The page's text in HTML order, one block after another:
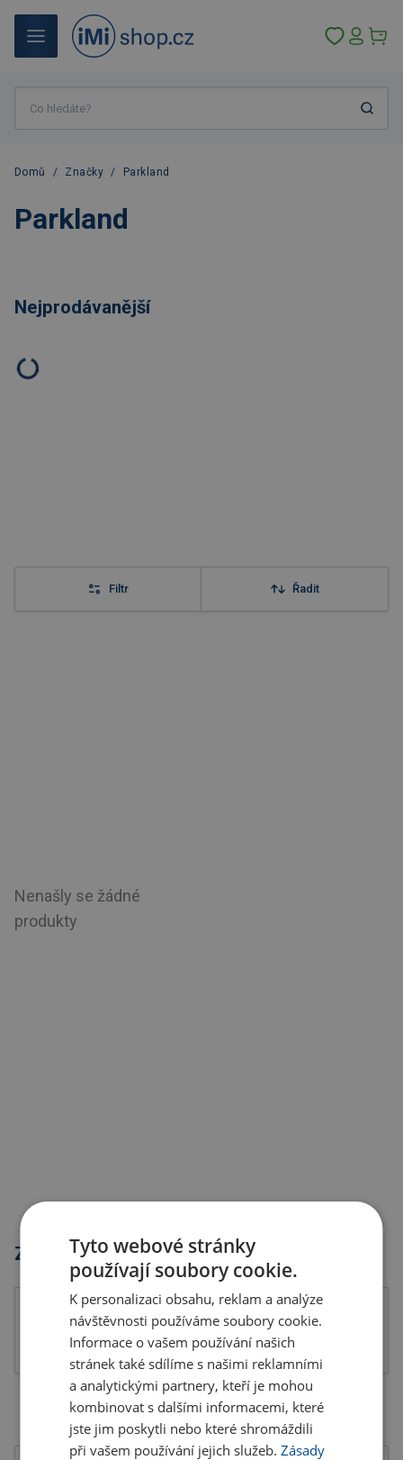
Domů / Značky / Parkland
Parkland
Nejprodávanější
Filtr Řadit
Nenašly se žádné
produkty
ZnačkyTyto webové stránky
používají soubory cookie.
K personalizaci obsahu, reklam a analýze
návštěvnosti používáme soubory cookie.
Informace o vašem používání našich
stránek také sdílíme s našimi reklamními
a analytickými partnery, kteří je mohou
kombinovat s dalšími informacemi, které
jste jim poskytli nebo které shromáždili
při vašem používání jejich služeb.Zásady